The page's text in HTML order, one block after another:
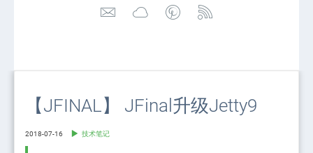
【JFINAL】 JFinal升级Jetty9
2018-07-16 技术笔记